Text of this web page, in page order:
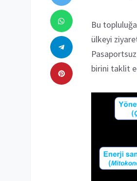
Bu
ülkeyi
birini taklit